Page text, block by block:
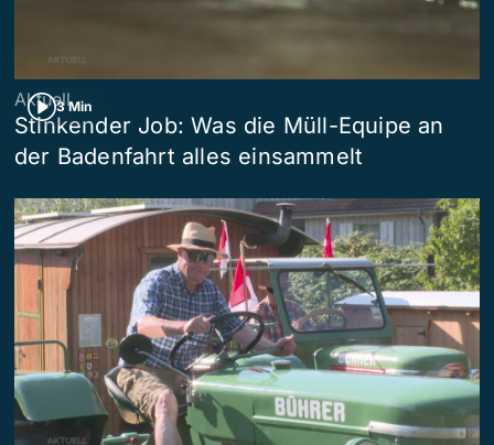
3 Min
Aktuell
Stinkender Job: Was die Müll-Equipe an
der Badenfahrt alles einsammelt